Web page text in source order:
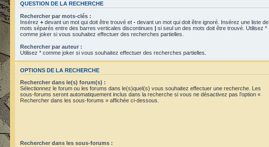
QUESTION DE LA RECHERCHE
Rechercher par mots-clés :
Insérez + devant un mot qui doit être trouvé et - devant un mot qui doit être ignoré. Insérez une liste de
mots séparés entre des barres verticales discontinues | si seul un des mots doit être trouvé. Utilisez *
comme joker si vous souhaitez effectuer des recherches partielles.
Rechercher par auteur :
Utilisez * comme joker si vous souhaitez effectuer des recherches partielles.
OPTIONS DE LA RECHERCHE
Rechercher dans le(s) forum(s) :
Sélectionnez le forum ou les forums dans le(s)quel(s) vous souhaitez effectuer une recherche. Les
sous-forums seront automatiquement inclus dans la recherche si vous ne désactivez pas l’option «
Rechercher dans les sous-forums » affichée ci-dessous.
Rechercher dans les sous-forums :